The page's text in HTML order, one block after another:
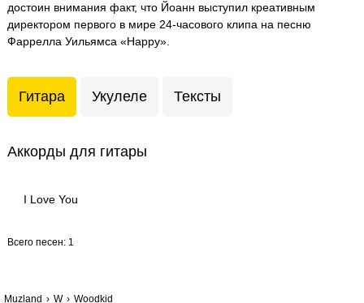
достоин внимания факт, что Йоанн выступил креативным
директором первого в мире 24-часового клипа на песню
Фаррелла Уильямса «Happy».
Гитара Укулеле Тексты
Аккорды для гитары
I Love You
Всего песен: 1
Muzland W Woodkid